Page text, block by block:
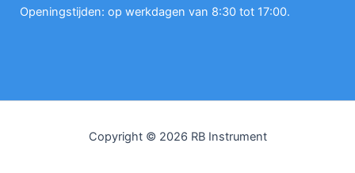
Openingstijden: op werkdagen van 8:30 tot 17:00.
Copyright © 2026 RB Instrument